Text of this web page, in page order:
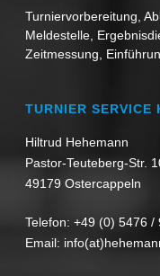
Turniervorbereitung,
Meldestelle,
Zeitmessung,
TURNIER SERVICE
Hiltrud Hehemann
Pastor-Teuteberg-Str.
49179 Ostercappeln
Telefon: +49 (0) 5476 /
Email: